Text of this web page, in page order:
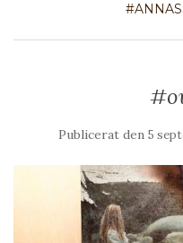
Publicerat den 5